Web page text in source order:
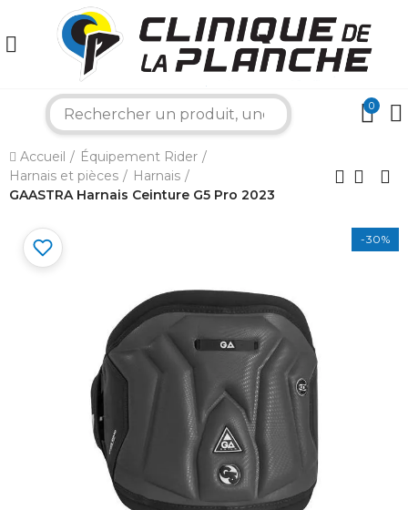
0
Accueil
Équipement Rider
Harnais et pièces
Harnais
GAASTRA Harnais Ceinture G5 Pro 2023
-30%
×
Bonjour ! Je suis votre expert nautique.
Comment puis-je vous aider aujourd'hui ?